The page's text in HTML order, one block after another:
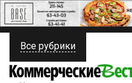
ПОЛИТИКА
ФИНАНСЫ
Все рубрики